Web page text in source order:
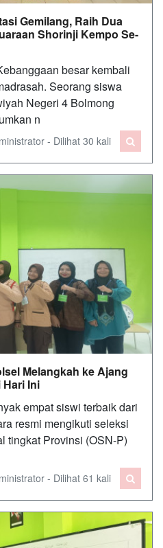
Gemilang, Raih Dua
Shorinji Kempo Se-
besar kembali
Seorang siswa
Negeri 4 Bolmong
n
- Dilihat 30 kali
Melangkah ke Ajang
Ini
empat siswi terbaik dari
resmi mengikuti seleksi
tingkat Provinsi (OSN-P)
- Dilihat 61 kali